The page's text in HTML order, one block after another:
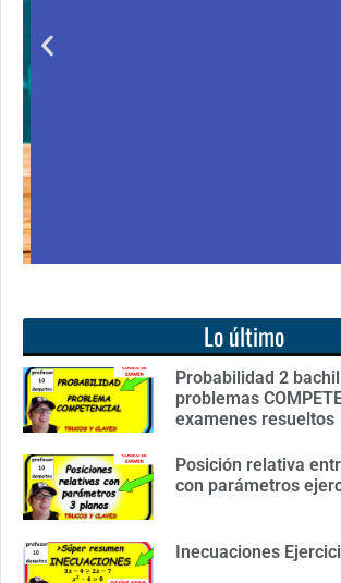
Notición!! Ya se puede
Lo último
Probabilidad 2
problemas
examenes resueltos
Posición relativa
con parámetros
Inecuaciones